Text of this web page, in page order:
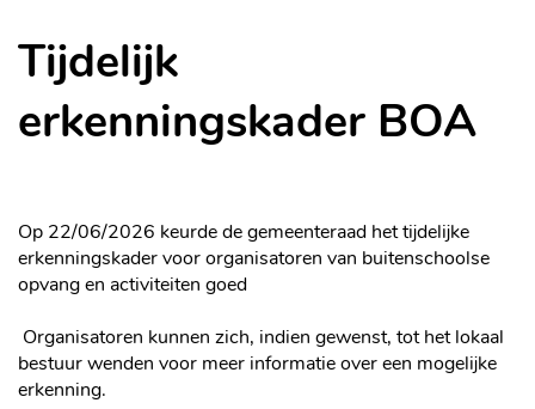
Tijdelijk
erkenningskader BOA
Op 22/06/2026 keurde de gemeenteraad het tijdelijke
erkenningskader voor organisatoren van buitenschoolse
opvang en activiteiten goed
Organisatoren kunnen zich, indien gewenst, tot het lokaal
bestuur wenden voor meer informatie over een mogelijke
erkenning.